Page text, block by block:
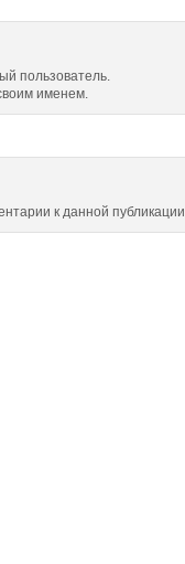
пользователь.
именем.
к данной публикации.